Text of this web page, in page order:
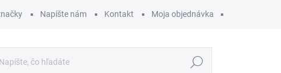
Napíšte nám Kontakt Moja objednávka
Hľadať